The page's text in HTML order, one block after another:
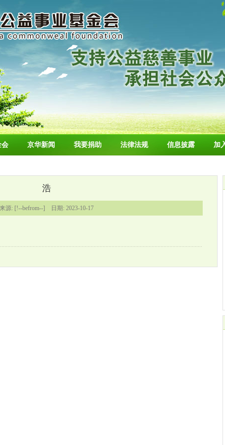
会 京华新闻 我要捐助 法律法规 信息披露 加
浩
来源: [!--befrom--] 日期: 2023-10-17